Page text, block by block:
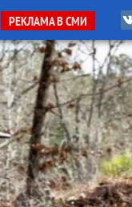
РЕКЛАМА В СМИ